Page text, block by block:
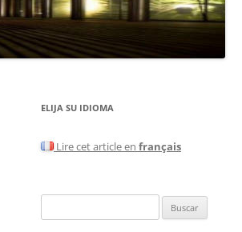
ELIJA SU IDIOMA
Lire cet article en français